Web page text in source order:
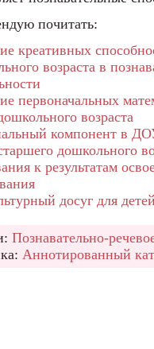
почитать:
креативных
возраста в
первоначальных
возраста
компонент в
дошкольного
к результатам
досуг для
Познавательно-
Аннотированный